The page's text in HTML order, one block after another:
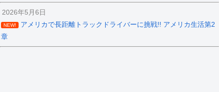
2026年5月6日
NEW!
アメリカで長距離トラックドライバーに挑戦!! アメリカ生活第2
章